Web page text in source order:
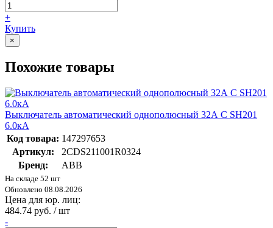
+
Купить
×
Похожие товары
Выключатель автоматический однополюсный 32А С SH201
6.0кА
Код товара: 147297653
Артикул:
2CDS211001R0324
Бренд:
ABB
На складе 52 шт
Обновлено 08.08.2026
Цена для юр. лиц:
484.74 руб. / шт
-